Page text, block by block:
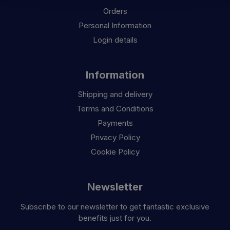
Orders
Personal Information
Login details
Information
Shipping and delivery
Terms and Conditions
Payments
Privacy Policy
Cookie Policy
Newsletter
Subscribe to our newsletter to get fantastic exclusive
benefits just for you.